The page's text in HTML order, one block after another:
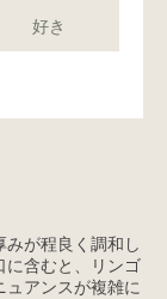
好き
が程良く調和し
に含むと、リンゴ
アンスが複雑に